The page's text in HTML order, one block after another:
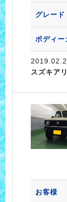
グレード
ボディー
スズキア
お客様